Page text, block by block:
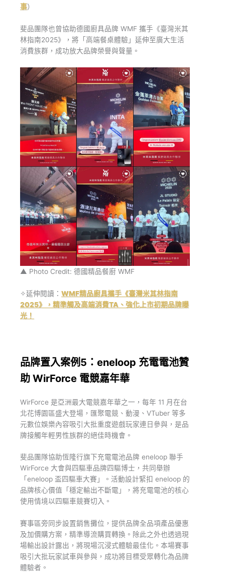
事）
斐品團隊也曾協助德國廚具品牌 WMF 攜手《臺灣米其
林指南2025》，將「高端餐桌體驗」延伸至廣大生活
消費族群，成功放大品牌榮譽與聲量。
▲ Photo Credit: 德國精品餐廚 WMF
✧延伸閱讀： WMF精品廚具攜手《臺灣米其林指南
2025》，精準觸及高端消費TA、強化上市初期品牌曝
光！
品牌置入案例5：eneloop 充電電池贊
助 WirForce 電競嘉年華
WirForce 是亞洲最大電競嘉年華之一，每年 11 月在台
北花博園區盛大登場，匯聚電競、動漫、VTuber 等多
元數位娛樂內容吸引大批重度遊戲玩家連日參與，是品
牌接觸年輕男性族群的絕佳時機會。
斐品團隊協助恆隆行旗下充電電池品牌 eneloop 聯手
WirForce 大會與四驅車品牌四驅博士，共同舉辦
「eneloop 盃四驅車大賽」。活動設計緊扣 eneloop 的
品牌核心價值「穩定輸出不斷電」，將充電電池的核心
使用情境以四驅車競賽切入。
賽事區旁同步設置銷售攤位，提供品牌全品項產品優惠
及加價購方案，精準導流購買轉換。除此之外也透過現
場輸出設計露出，將現場沉浸式體驗最佳化。本場賽事
吸引大批玩家試車與參與，成功將目標受眾轉化為品牌
體驗者。